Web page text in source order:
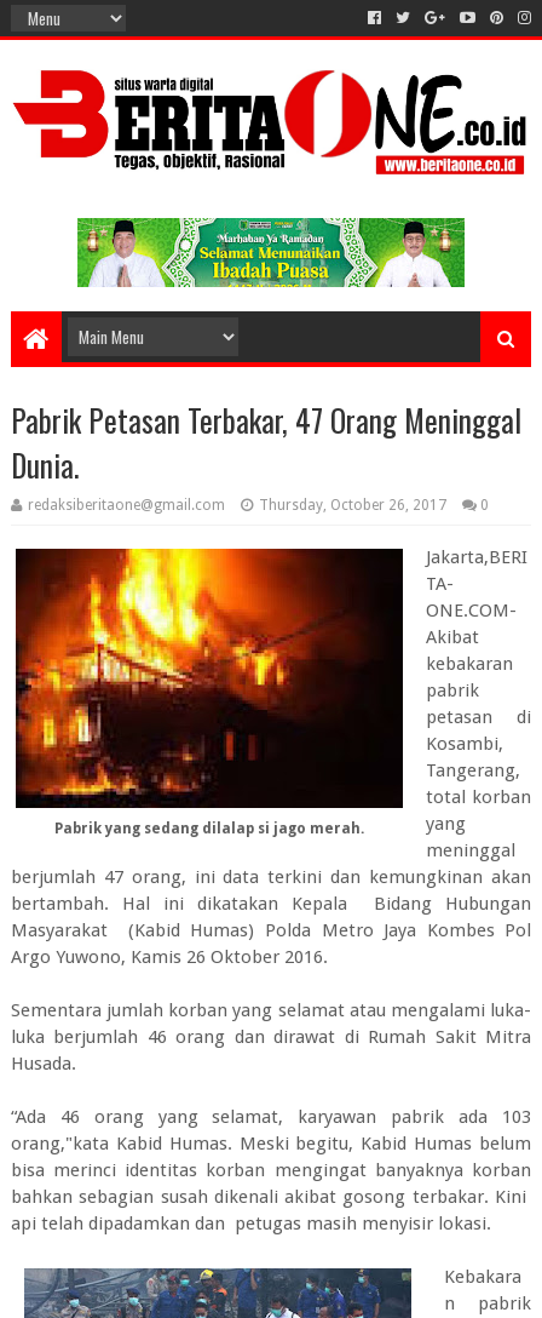
Pabrik Petasan Terbakar, 47 Orang Meninggal
Dunia.
redaksiberitaone@gmail.com Thursday, October 26, 2017 0
Pabrik yang sedang dilalap si jago merah.
Jakarta,BERI
TA-
ONE.COM-
Akibat
kebakaran
pabrik
petasan di
Kosambi,
Tangerang,
total korban
yang
meninggal
berjumlah 47 orang, ini data terkini dan kemungkinan akan
bertambah. Hal ini dikatakan Kepala Bidang Hubungan
Masyarakat (Kabid Humas) Polda Metro Jaya Kombes Pol
Argo Yuwono, Kamis 26 Oktober 2016.
Sementara jumlah korban yang selamat atau mengalami luka-
luka berjumlah 46 orang dan dirawat di Rumah Sakit Mitra
Husada.
“Ada 46 orang yang selamat, karyawan pabrik ada 103
orang,"kata Kabid Humas. Meski begitu, Kabid Humas belum
bisa merinci identitas korban mengingat banyaknya korban
bahkan sebagian susah dikenali akibat gosong terbakar. Kini
api telah dipadamkan dan petugas masih menyisir lokasi.
Kebakara
n pabrik